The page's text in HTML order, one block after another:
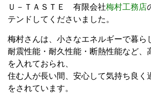
Ｕ－ＴＡＳＴＥ 有限会社梅村工務店
テンドしてくださいました。
梅村さんは、小さなエネルギーで暮ら
耐震性能・耐久性能・断熱性能など、
を入れておられ、
住む人が長い間、安心して気持ち良く
をされています。